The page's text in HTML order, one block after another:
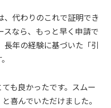
、代わりのこれで証明でき
スなら、もっと早く申請で
長年の経験に基づいた「引
も良かったです。スムー
喜んでいただけました。